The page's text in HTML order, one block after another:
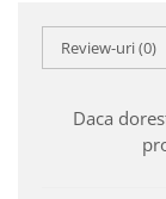
Review-uri(0)
Daca